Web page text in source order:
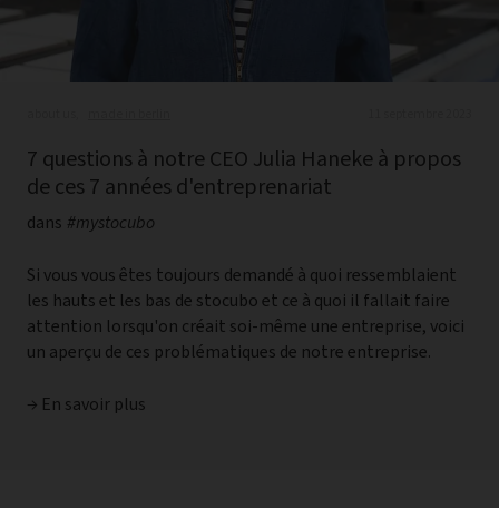
7 questions à notre CEO Julia Haneke à propos
de ces 7 années d'entreprenariat
dans #mystocubo
Si vous vous êtes toujours demandé à quoi ressemblaient
les hauts et les bas de stocubo et ce à quoi il fallait faire
attention lorsqu'on créait soi-même une entreprise, voici
un aperçu de ces problématiques de notre entreprise.
→ En savoir plus